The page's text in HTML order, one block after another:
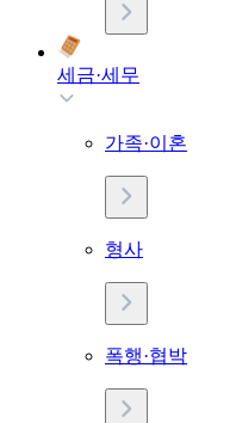
세금·세무
가족·이혼
형사
폭행·협박